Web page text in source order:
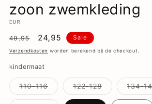
zoon zwemkleding
EUR
Normale
prijs
49,95 Aanbiedingsprijs
24,95 Sale
Verzendkosten worden berekend bij de checkout.
kindermaat
110-116Variant
uitverkocht
of
122-128Variant
uitverkocht
of
134-